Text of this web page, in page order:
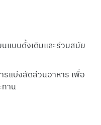
แบบดั้งเดิมและร่วมสมัย
แบ่งสัดส่วนอาหาร เพื่อ
าน